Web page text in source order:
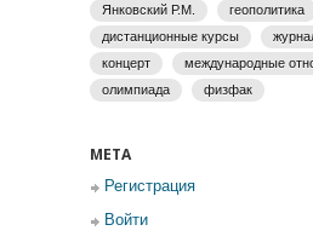
Янковский Р.М.
геополитика
дистанционные курсы
концерт
международные
олимпиада
физфак
МЕТА
Регистрация
Войти